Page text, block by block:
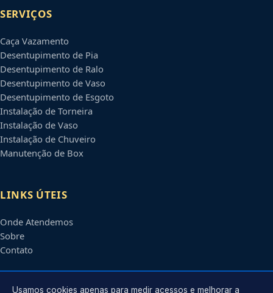
SERVIÇOS
Caça Vazamento
Desentupimento de Pia
Desentupimento de Ralo
Desentupimento de Vaso
Desentupimento de Esgoto
Instalação de Torneira
Instalação de Vaso
Instalação de Chuveiro
Manutenção de Box
LINKS ÚTEIS
Onde Atendemos
Sobre
Contato
Usamos cookies apenas para medir acessos e melhorar a